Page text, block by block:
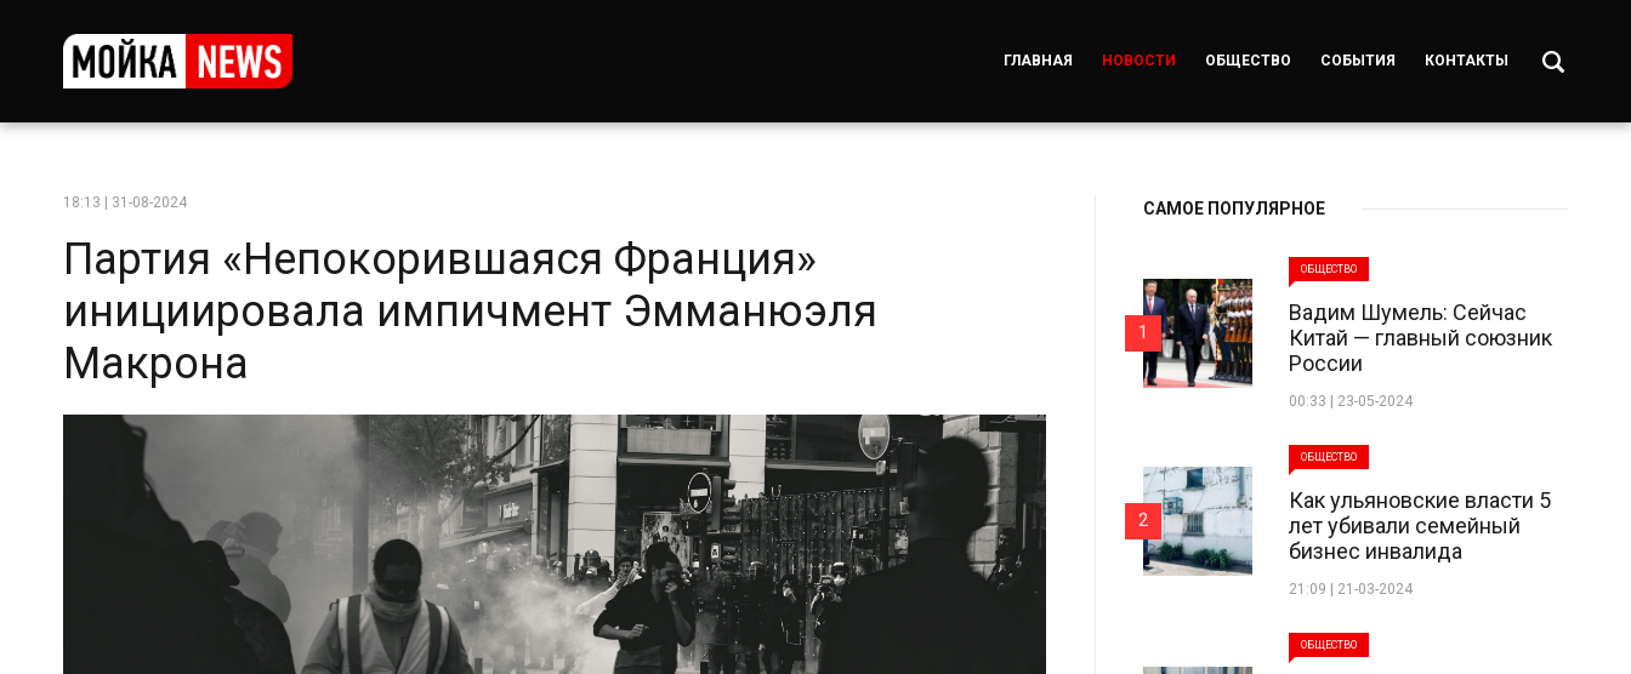
ГЛАВНАЯ НОВОСТИ ОБЩЕСТВО СОБЫТИЯ КОНТАКТЫ
18:13 | 31-08-2024
Партия «Непокорившаяся Франция»
инициировала импичмент Эмманюэля
Макрона
САМОЕ ПОПУЛЯРНОЕ
ОБЩЕСТВО
Вадим Шумель: Сейчас
Китай — главный союзник
России
00:33 | 23-05-2024
1
ОБЩЕСТВО
Как ульяновские власти 5
лет убивали семейный
бизнес инвалида
21:09 | 21-03-2024
2
ОБЩЕСТВО